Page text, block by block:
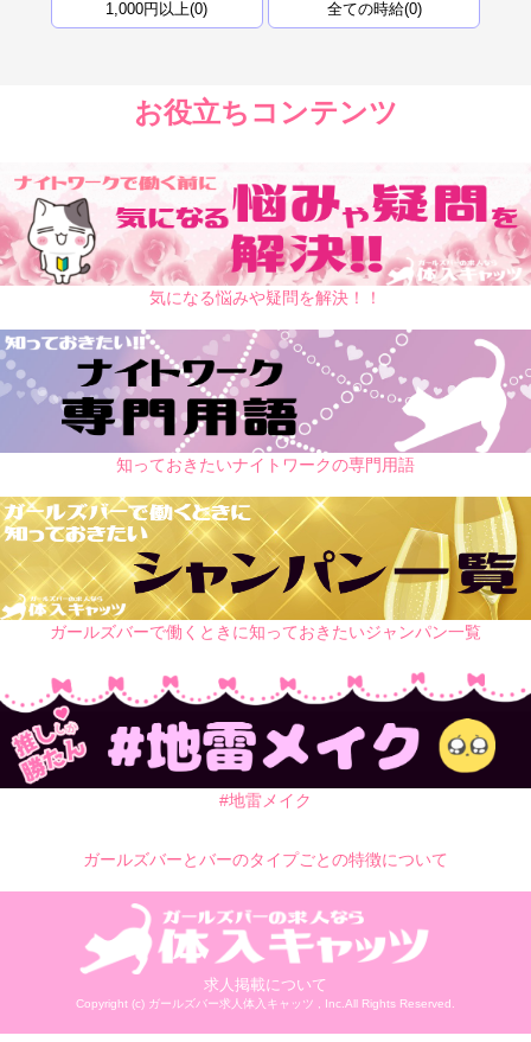
1,000円以上(0) 全ての時給(0)
お役立ちコンテンツ
気になる悩みや疑問を解決！！
知っておきたいナイトワークの専門用語
ガールズバーで働くときに知っておきたいジャンパン一覧
#地雷メイク
ガールズバーとバーのタイプごとの特徴について
求人掲載について
Copyright (c) ガールズバー求人体入キャッツ , Inc.All Rights Reserved.